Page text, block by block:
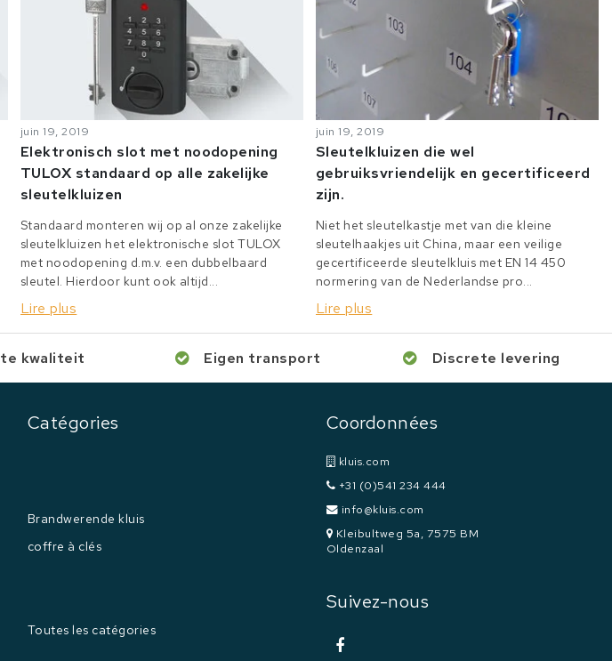
juin 19, 2019
Elektronisch slot met noodopening
TULOX standaard op alle zakelijke
sleutelkluizen
Standaard monteren wij op al onze zakelijke
sleutelkluizen het elektronische slot TULOX
met noodopening d.m.v. een dubbelbaard
sleutel. Hierdoor kunt ook altijd...
Lire plus
juin 19, 2019
Sleutelkluizen die wel
gebruiksvriendelijk en gecertificeerd
zijn.
Niet het sleutelkastje met van die kleine
sleutelhaakjes uit China, maar een veilige
gecertificeerde sleutelkluis met EN 14 450
normering van de Nederlandse pro...
Lire plus
kwaliteit Eigen transport Discrete levering
Catégories
Brandwerende kluis
coffre à clés
Toutes les catégories
Coordonnées
kluis.com
+31 (0)541 234 444
info@kluis.com
Kleibultweg 5a, 7575 BM
Oldenzaal
Suivez-nous